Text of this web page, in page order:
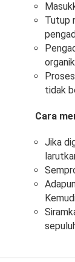
Tutup
tidak
Cara
Jika